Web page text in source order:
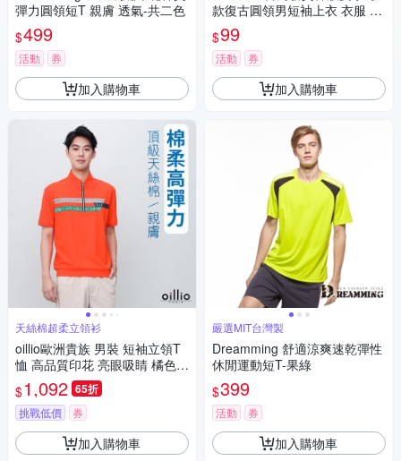
彈力圓領短T 親膚 透氣-共二色
$499
活動 券
加入購物車
天絲棉超柔立領衫
oillio歐洲貴族 男裝 短袖立領T
恤 高品質印花 亮眼吸睛 橘色
法國品牌 有大尺碼
$1,092 65折
挑戰低價 券
加入購物車
款復古圓領男短袖上衣 衣服 男
裝 t恤 短袖t恤 上衣T670
$99
活動 券
加入購物車
嚴選MIT台灣製
Dreamming 舒適涼爽速乾彈性
休閒運動短T-果綠
$399
活動 券
加入購物車